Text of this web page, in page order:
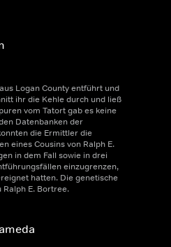
Logan County entführt und
ihr die Kehle durch und ließ
vom Tatort gab es keine
Datenbanken der
die Ermittler die
eines Cousins von Ralph E.
in dem Fall sowie in drei
einzugrenzen,
hatten. Die genetische
E. Bortree.